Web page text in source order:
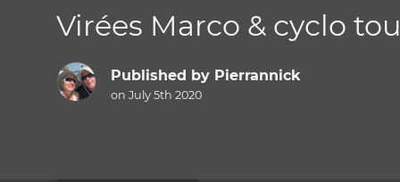
Virées Marco & cyclo
Published by Pierrannick
on July 5th 2020